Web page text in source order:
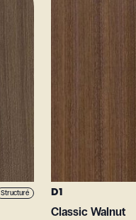
Structuré D1
Classic Walnut